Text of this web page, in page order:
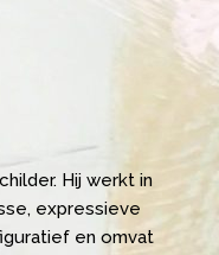
Hij werkt in
expressieve
en omvat